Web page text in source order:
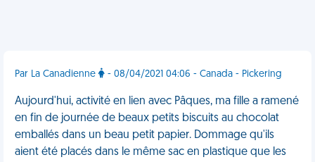
Par La Canadienne - 08/04/2021 04:06 - Canada - Pickering
Aujourd'hui, activité en lien avec Pâques, ma fille a ramené
en fin de journée de beaux petits biscuits au chocolat
emballés dans un beau petit papier. Dommage qu'ils
aient été placés dans le même sac en plastique que les